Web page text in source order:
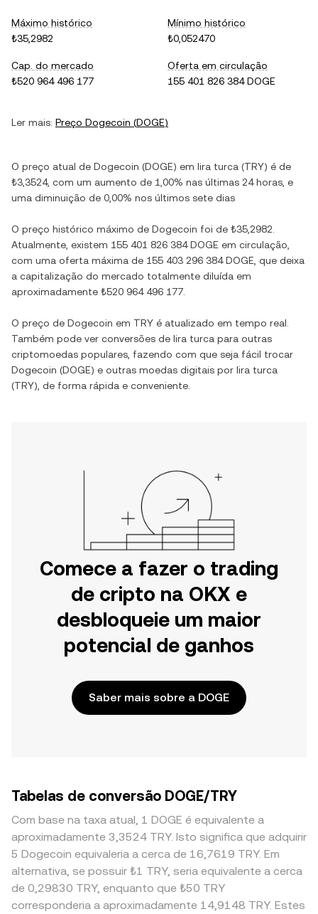
Máximo histórico
₺35,2982
Mínimo histórico
₺0,052470
Cap. do mercado
₺520 964 496 177
Oferta em circulação
155 401 826 384 DOGE
Ler mais: Preço Dogecoin (DOGE)
O preço atual de Dogecoin (DOGE) em lira turca (TRY) é de
₺3,3524, com um aumento de 1,00% nas últimas 24 horas, e
uma diminuição de 0,00% nos últimos sete dias
O preço histórico máximo de Dogecoin foi de ₺35,2982
Atualmente, existem 155 401 826 384 DOGE em circulação,
com uma oferta máxima de 155 403 296 384 DOGE , que deixa
a capitalização do mercado totalmente diluída em
aproximadamente ₺520 964 496 177
O preço de Dogecoin em TRY é atualizado em tempo real.
Também pode ver conversões de lira turca para outras
criptomoedas populares, fazendo com que seja fácil trocar
Dogecoin (DOGE) e outras moedas digitais por lira turca
(TRY), de forma rápida e conveniente.
Comece a fazer o trading
de cripto na OKX e
desbloqueie um maior
potencial de ganhos
Saber mais sobre a DOGE
Tabelas de conversão DOGE/TRY
Com base na taxa atual, 1 DOGE é equivalente a
aproximadamente 3,3524 TRY. Isto significa que adquirir
5 Dogecoin equivaleria a cerca de 16,7619 TRY. Em
alternativa, se possuir ₺1 TRY, seria equivalente a cerca
de 0,29830 TRY, enquanto que ₺50 TRY
corresponderia a aproximadamente 14,9148 TRY. Estes